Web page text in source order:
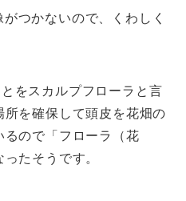
つかないので、くわしく
をスカルプフローラと言
を確保して頭皮を花畑の
ので「フローラ（花
たそうです。